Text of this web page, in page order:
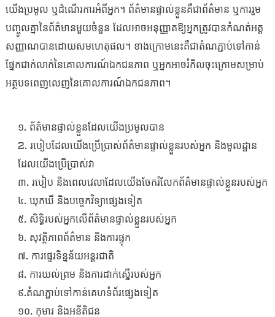
យើងប្រមូល ឬដំណើរការអំពីអ្នក។ ព័ត៌មានផ្ទាល់ខ្លួនគឺជាព័ត៌មាន ឬការរួម
បញ្ចូលគ្នានៃព័ត៌មានមួយចំនួន ដែលអាចអនុញ្ញាតឱ្យអ្នកត្រូវបានកំណត់អត្ត
សញ្ញាណបានដោយសមហេតុផល។ ខាងក្រោមនេះគឺជាតំណភ្ជាប់ទៅកាន់
ផ្នែកជាក់លាក់នៃគោលការណ៍ឯកជនភាព ឬអ្នកអាចរំកិលចុះក្រោមសម្រាប់
អត្ថបទពេញលេញនៃគោលការណ៍ឯកជនភាព។
១. ព័ត៌មានផ្ទាល់ខ្លួនដែលយើងប្រមូលបាន
2. របៀបដែលយើងប្រើប្រាស់ព័ត៌មានផ្ទាល់ខ្លួនរបស់អ្នក និងមូលដ្ឋាន
ដែលយើងប្រើប្រាស់វា
៣. របៀប និងពេលវេលាដែលយើងចែករំលែកព័ត៌មានផ្ទាល់ខ្លួនរបស់អ្នក
៤. ឃុកឃី និងបច្ចេកវិទ្យាផ្សេងទៀត
៥. សិទ្ធិរបស់អ្នកលើព័ត៌មានផ្ទាល់ខ្លួនរបស់អ្នក
៦. សុវត្ថិភាពព័ត៌មាន និងការផ្ទុក
៧. ការផ្ទេរទិន្នន័យអន្តរជាតិ
៨. ការយល់ព្រម និងការដាក់ស្នើរបស់អ្នក
៩.តំណភ្ជាប់ទៅកាន់គេហទំព័រផ្សេងទៀត
១០. កុមារ និងអនីតិជន